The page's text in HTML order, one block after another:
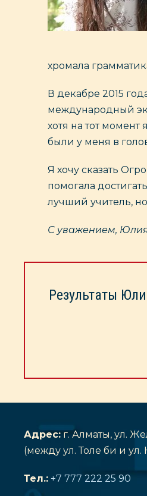
хромала
В декабре 2015
международный
хотя на тот
были у меня в
Я хочу сказать
помогала
лучший учитель,
С уважением,
Результаты
Адрес: г. Алматы, ул.
(между ул. Толе би и ул.
Тел.: +7 777 222 25 90